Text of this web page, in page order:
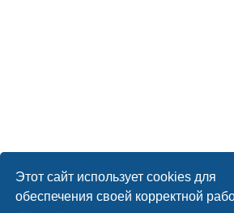
Этот сайт использует cookies для
обеспечения своей корректной
Главная Форумы